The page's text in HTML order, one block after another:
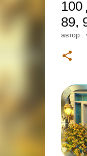
100
89,
автор :